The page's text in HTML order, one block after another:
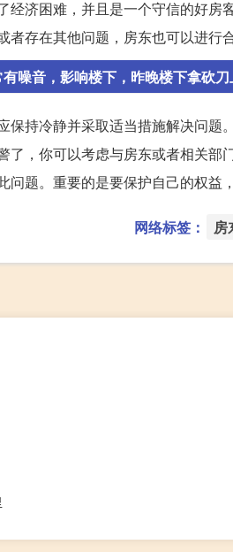
经济困难，并且是一个守信的好
者存在其他问题，房东也可以进行
噪音，影响楼下，昨晚楼下拿砍
保持冷静并采取适当措施解决问
了，你可以考虑与房东或者相关
问题。重要的是要保护自己的权益
网络标签： 房